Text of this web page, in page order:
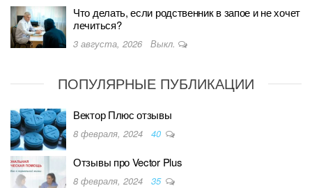
Что делать, если родственник в запое и не хочет
лечиться?
3 августа, 2026 Выкл.
ПОПУЛЯРНЫЕ ПУБЛИКАЦИИ
Вектор Плюс отзывы
8 февраля, 2024 40
Отзывы про Vector Plus
8 февраля, 2024 35